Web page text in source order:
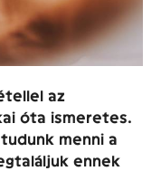
az
óta ismeretes.
menni a
ennek